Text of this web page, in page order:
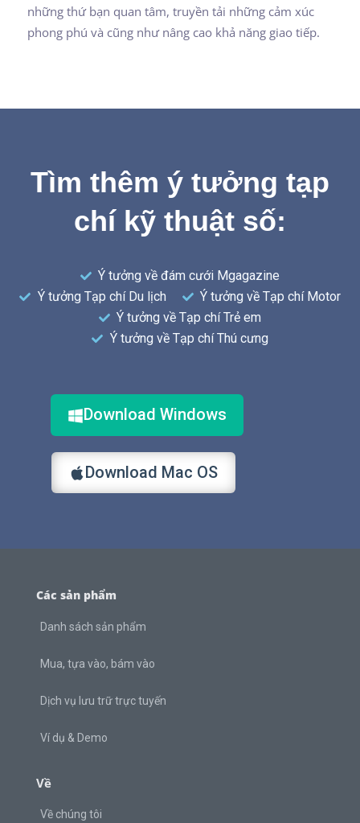
những thứ bạn quan tâm, truyền tải những cảm xúc
phong phú và cũng như nâng cao khả năng giao tiếp.
Tìm thêm ý tưởng tạp
chí kỹ thuật số:
Ý tưởng về đám cưới Mgagazine
Ý tưởng Tạp chí Du lịch
Ý tưởng về Tạp chí Motor
Ý tưởng về Tạp chí Trẻ em
Ý tưởng về Tạp chí Thú cưng
Download Windows
Download Mac OS
Các sản phẩm
Danh sách sản phẩm
Mua, tựa vào, bám vào
Dịch vụ lưu trữ trực tuyến
Ví dụ & Demo
Về
Về chúng tôi